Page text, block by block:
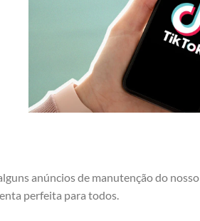
anúncios de manutenção do
perfeita para todos.